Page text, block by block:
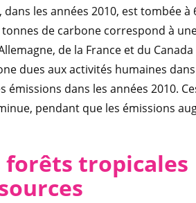
les années 2010, est tombée à
de carbone correspond à
de la France et du
dues aux activités humaines
émissions dans les années 2010.
pendant que les émissions
forêts tropicales